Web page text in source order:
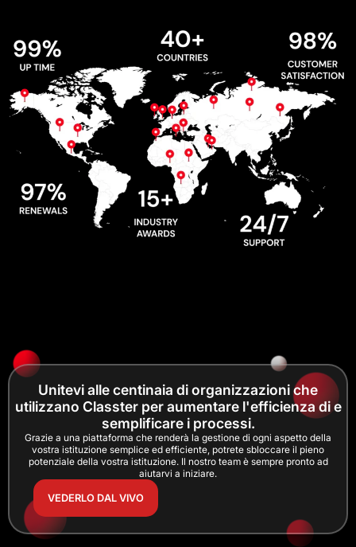
Unitevi alle centinaia di organizzazioni che
utilizzano Classter per aumentare l'efficienza di e
semplificare i processi.
Grazie a una piattaforma che renderà la gestione di ogni aspetto della
vostra istituzione semplice ed efficiente, potrete sbloccare il pieno
potenziale della vostra istituzione. Il nostro team è sempre pronto ad
aiutarvi a iniziare.
VEDERLO DAL VIVO